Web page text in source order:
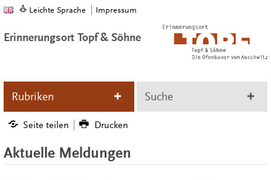
Leichte Sprache Impressum
Erinnerungsort Topf & Söhne
Rubriken Suche
Seite teilen Drucken
Aktuelle Meldungen